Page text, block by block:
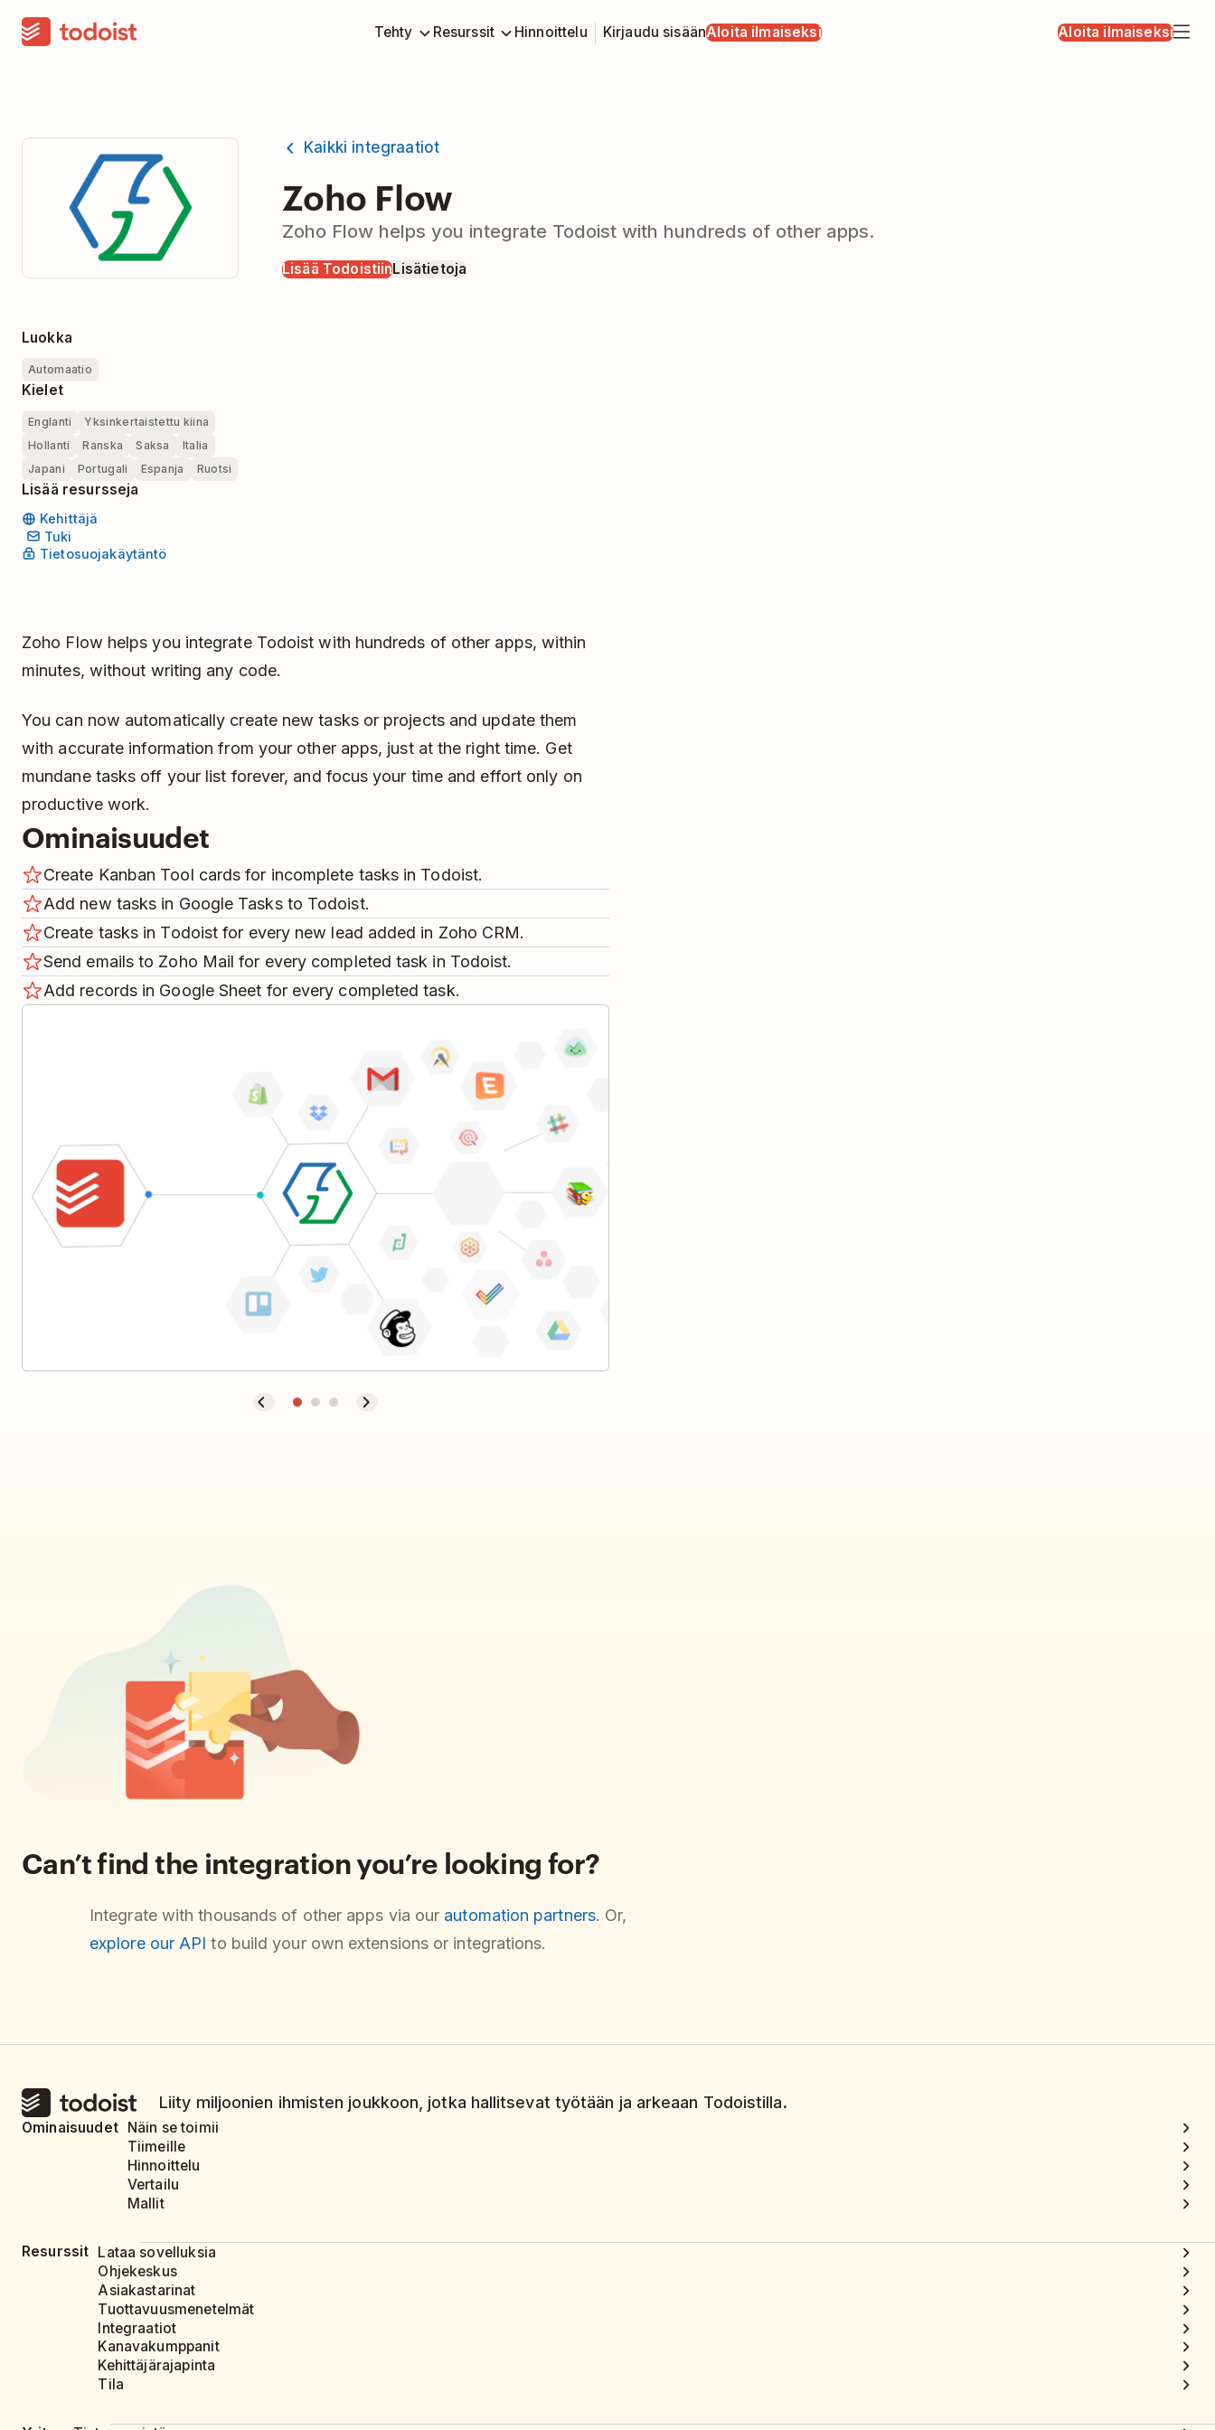
Tehty Resurssit Hinnoittelu Kirjaudu sisäänAloita ilmaiseksi Aloita ilmaiseksi
Kaikki integraatiot
Zoho Flow
Zoho Flow helps you integrate Todoist with hundreds of other apps.
Lisää TodoistiinLisätietoja
Luokka
Automaatio
Kielet
Englanti
Yksinkertaistettu kiina
Hollanti
Ranska Saksa
Italia
Japani
Portugali Espanja Ruotsi
Lisää resursseja
Kehittäjä
Tuki
Tietosuojakäytäntö
Zoho Flow helps you integrate Todoist with hundreds of other apps, within
minutes, without writing any code.
You can now automatically create new tasks or projects and update them
with accurate information from your other apps, just at the right time. Get
mundane tasks off your list forever, and focus your time and effort only on
productive work.
Ominaisuudet
Create Kanban Tool cards for incomplete tasks in Todoist.
Add new tasks in Google Tasks to Todoist.
Create tasks in Todoist for every new lead added in Zoho CRM.
Send emails to Zoho Mail for every completed task in Todoist.
Add records in Google Sheet for every completed task.
Can’t find the integration you’re looking for?
Integrate with thousands of other apps via our automation partners. Or,
explore our API to build your own extensions or integrations.
Liity miljoonien ihmisten joukkoon, jotka hallitsevat työtään ja arkeaan Todoistilla.
Ominaisuudet
Näin se toimii
Tiimeille
Hinnoittelu
Vertailu
Mallit
Resurssit Lataa sovelluksia
Ohjekeskus
Asiakastarinat
Tuottavuusmenetelmät
Integraatiot
Kanavakumppanit
Kehittäjärajapinta
Tila